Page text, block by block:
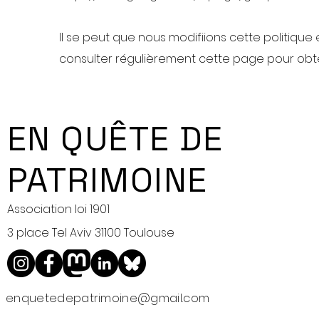
Il se peut que nous modifiions cette
consulter régulièrement cette page pour
EN QUÊTE DE
PATRIMOINE
Association loi 1901
3 place Tel Aviv 31100 Toulouse
enquetedepatrimoine@gmail.com